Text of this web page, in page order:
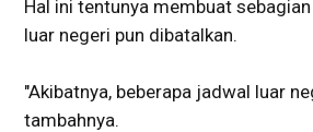
Hal ini tentunya membuat
luar negeri pun dibatalkan.
"Akibatnya, beberapa jadwal luar
tambahnya.